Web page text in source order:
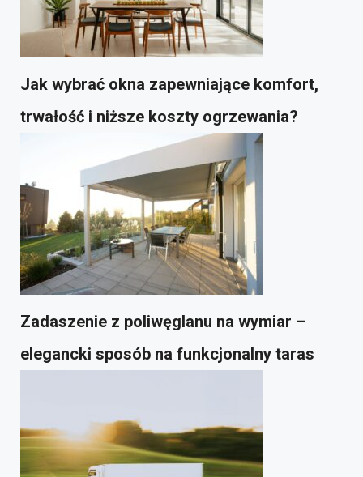
Jak wybrać okna zapewniające komfort,
trwałość i niższe koszty ogrzewania?
Zadaszenie z poliwęglanu na wymiar –
elegancki sposób na funkcjonalny taras